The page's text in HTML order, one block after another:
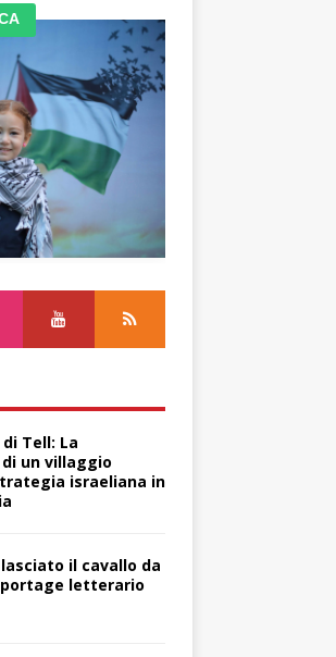
Tell: La
un villaggio
israeliana in
il cavallo da
letterario